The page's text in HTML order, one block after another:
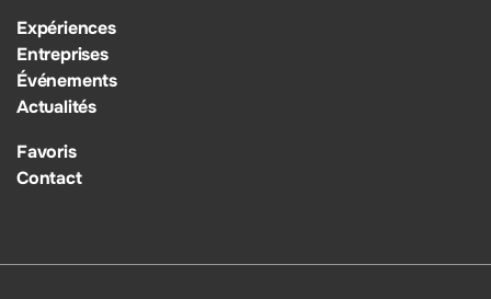
Expériences
Entreprises
Événements
Actualités
Favoris
Contact